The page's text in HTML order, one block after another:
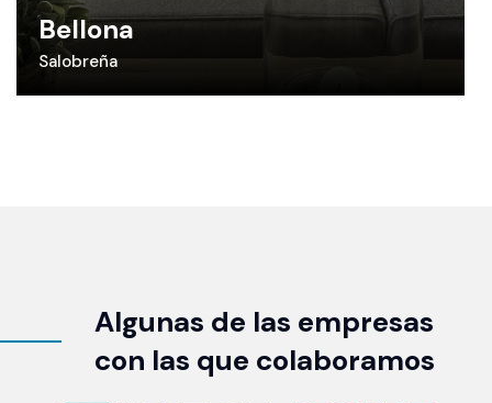
Bellona
Salobreña
Algunas de las empresas
con las que colaboramos